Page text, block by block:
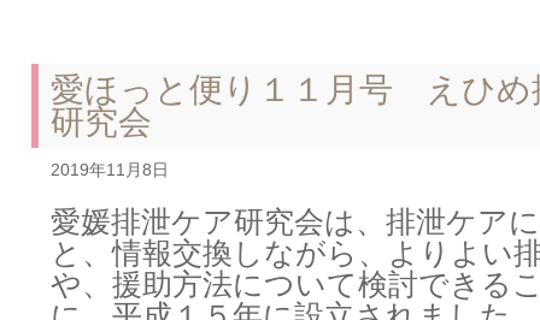
愛ほっと便り１１月号 えひめ
研究会
2019年11月8日
愛媛排泄ケア研究会は、排泄ケア
と、情報交換しながら、よりよい
や、援助方法について検討できる